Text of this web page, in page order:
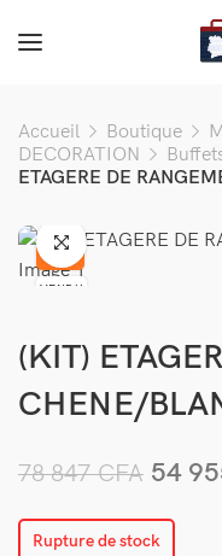
Accueil Boutique
DECORATION
ETAGERE DE
VENDU
(KIT)
CHENE/
78 847CFA 54
Rupture de stock